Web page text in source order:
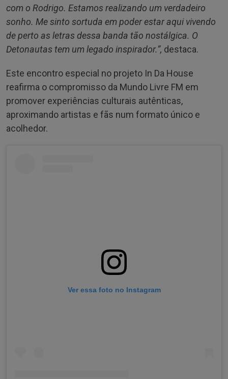
com o Rodrigo. Estamos realizando um verdadeiro
sonho. Me sinto sortuda em poder estar aqui vivendo
de perto as letras dessa banda tão nostálgica. O
Detonautas tem um legado inspirador.”, destaca.
Este encontro especial no projeto In Da House
reafirma o compromisso da Mundo Livre FM em
promover experiências culturais autênticas,
aproximando artistas e fãs num formato único e
acolhedor.
Ver essa foto no Instagram